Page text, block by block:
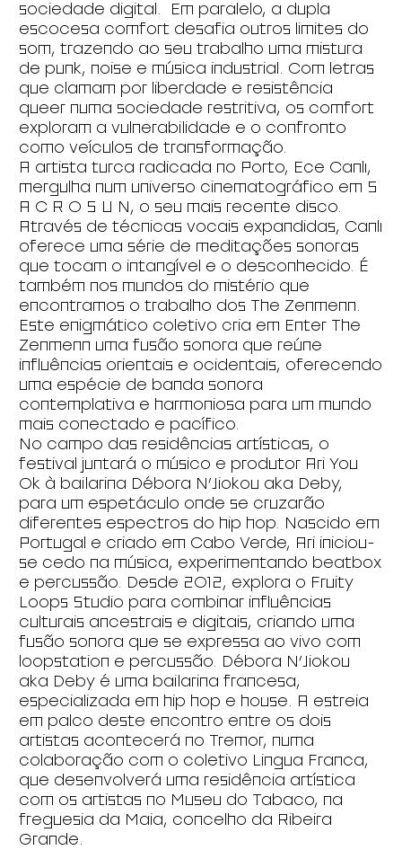
sociedade digital. Em paralelo, a dupla
escocesa comfort desafia outros limites do
som, trazendo ao seu trabalho uma mistura
de punk, noise e música industrial. Com letras
que clamam por liberdade e resistência
queer numa sociedade restritiva, os comfort
exploram a vulnerabilidade e o confronto
como veículos de transformação.
A artista turca radicada no Porto, Ece Canlı,
mergulha num universo cinematográfico em S
A C R O S U N, o seu mais recente disco.
Através de técnicas vocais expandidas, Canlı
oferece uma série de meditações sonoras
que tocam o intangível e o desconhecido. É
também nos mundos do mistério que
encontramos o trabalho dos The Zenmenn.
Este enigmático coletivo cria em Enter The
Zenmenn uma fusão sonora que reúne
influências orientais e ocidentais, oferecendo
uma espécie de banda sonora
contemplativa e harmoniosa para um mundo
mais conectado e pacífico.
No campo das residências artísticas, o
festival juntará o músico e produtor Ari You
Ok à bailarina Débora N’Jiokou aka Deby,
para um espetáculo onde se cruzarão
diferentes espectros do hip hop. Nascido em
Portugal e criado em Cabo Verde, Ari iniciou-
se cedo na música, experimentando beatbox
e percussão. Desde 2012, explora o Fruity
Loops Studio para combinar influências
culturais ancestrais e digitais, criando uma
fusão sonora que se expressa ao vivo com
loopstation e percussão. Débora N’Jiokou
aka Deby é uma bailarina francesa,
especializada em hip hop e house. A estreia
em palco deste encontro entre os dois
artistas acontecerá no Tremor, numa
colaboração com o coletivo Lingua Franca,
que desenvolverá uma residência artística
com os artistas no Museu do Tabaco, na
freguesia da Maia, concelho da Ribeira
Grande.